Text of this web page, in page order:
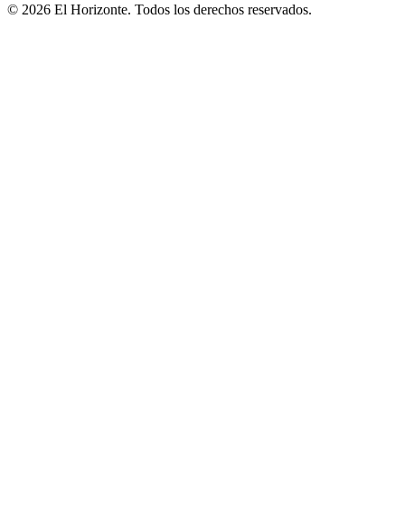
© 2026 El Horizonte. Todos los derechos reservados.